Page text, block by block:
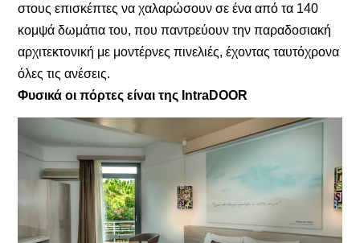
στους επισκέπτες να χαλαρώσουν σε ένα από τα 140
κομψά δωμάτια του, που παντρεύουν την παραδοσιακή
αρχιτεκτονική με μοντέρνες πινελιές, έχοντας ταυτόχρονα
όλες τις ανέσεις.
Φυσικά οι πόρτες είναι της IntraDOOR